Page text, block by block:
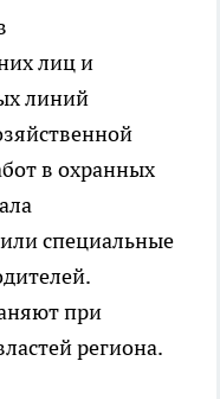
лиц и
линий
в охранных
специальные
при
региона.